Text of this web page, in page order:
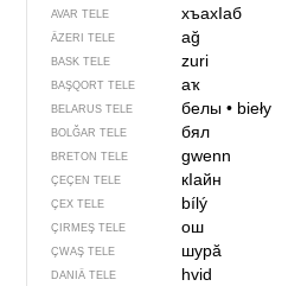
AVAR TELE хъахIаб
ÄZERI TELE ağ
BASK TELE zuri
BAŞQORT TELE аҡ
BELARUS TELE белы• bieły
BOLĞAR TELE бял
BRETON TELE gwenn
ÇEÇEN TELE кIайн
ÇEX TELE bílý
ÇIRMEŞ TELE ош
ÇWAŞ TELE шурӑ
DANIÄ TELE hvid